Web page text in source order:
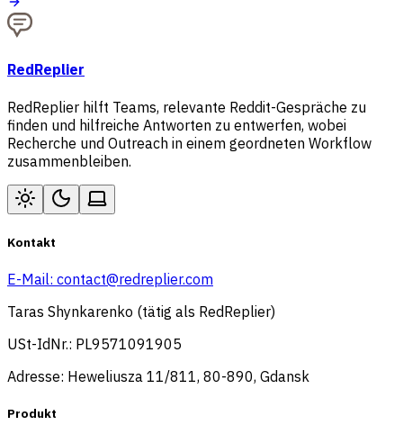
RedReplier
RedReplier hilft Teams, relevante Reddit-Gespräche zu
finden und hilfreiche Antworten zu entwerfen, wobei
Recherche und Outreach in einem geordneten Workflow
zusammenbleiben.
Kontakt
E-Mail: contact@redreplier.com
Taras Shynkarenko (tätig als RedReplier)
USt-IdNr.: PL9571091905
Adresse: Heweliusza 11/811, 80-890, Gdansk
Produkt